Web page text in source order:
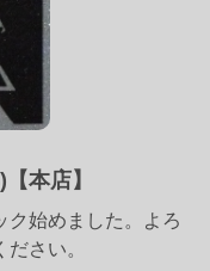
本店】
始めました。よろ
さい。